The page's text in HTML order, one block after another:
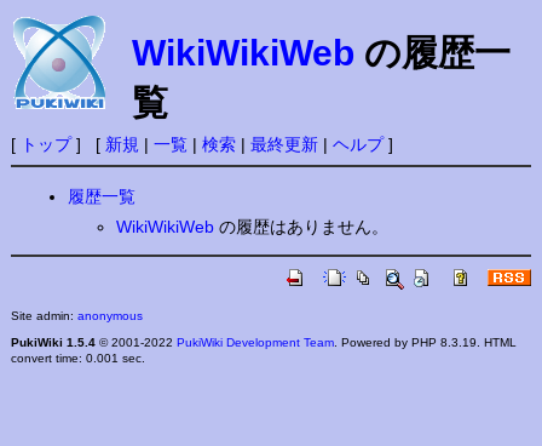
WikiWikiWeb の履歴一
覧
[ トップ] [ 新規 | 一覧| 検索| 最終更新| ヘルプ]
履歴一覧
WikiWikiWeb の履歴はありません。
Site admin: anonymous
PukiWiki 1.5.4© 2001-2022 PukiWiki Development Team. Powered by PHP 8.3.19. HTML
convert time: 0.001 sec.